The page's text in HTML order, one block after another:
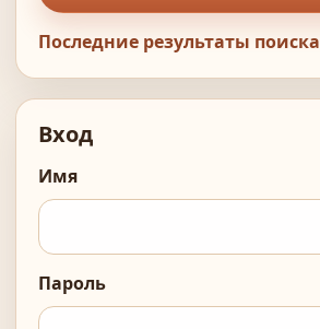
Последние результаты поиска
Вход
Имя
Пароль